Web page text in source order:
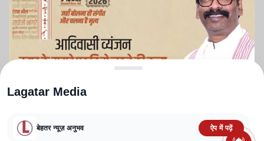
Lagatar Media
बेहतर न्यूज़ अनुभव ऐप में पढ़ें